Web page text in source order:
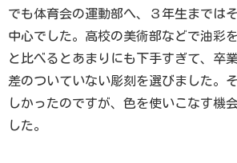
でも体育会の運動部へ、３年生までは
中心でした。高校の美術部などで油彩
と比べるとあまりにも下手すぎて、卒
差のついていない彫刻を選びました。
しかったのですが、色を使いこなす機
した。